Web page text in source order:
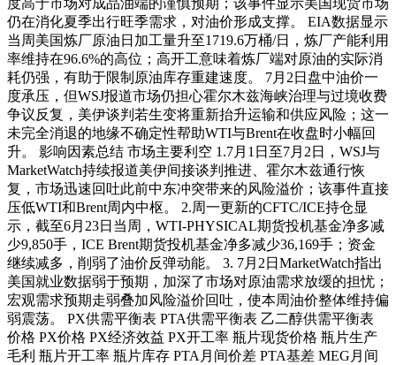
度高于市场对成品油端的谨慎预期；该事件显示美国现货市场
仍在消化夏季出行旺季需求，对油价形成支撑。 EIA数据显示
当周美国炼厂原油日加工量升至1719.6万桶/日，炼厂产能利用
率维持在96.6%的高位；高开工意味着炼厂端对原油的实际消
耗仍强，有助于限制原油库存重建速度。 7月2日盘中油价一
度承压，但WSJ报道市场仍担心霍尔木兹海峡治理与过境收费
争议反复，美伊谈判若生变将重新抬升运输和供应风险；这一
未完全消退的地缘不确定性帮助WTI与Brent在收盘时小幅回
升。 影响因素总结 市场主要利空 1.7月1日至7月2日，WSJ与
MarketWatch持续报道美伊间接谈判推进、霍尔木兹通行恢
复，市场迅速回吐此前中东冲突带来的风险溢价；该事件直接
压低WTI和Brent周内中枢。 2.周一更新的CFTC/ICE持仓显
示，截至6月23日当周，WTI-PHYSICAL期货投机基金净多减
少9,850手，ICE Brent期货投机基金净多减少36,169手；资金
继续减多，削弱了油价反弹动能。 3. 7月2日MarketWatch指出
美国就业数据弱于预期，加深了市场对原油需求放缓的担忧；
宏观需求预期走弱叠加风险溢价回吐，使本周油价整体维持偏
弱震荡。 PX供需平衡表 PTA供需平衡表 乙二醇供需平衡表
价格 PX价格 PX经济效益 PX开工率 瓶片现货价格 瓶片生产
毛利 瓶片开工率 瓶片库存 PTA月间价差 PTA基差 MEG月间